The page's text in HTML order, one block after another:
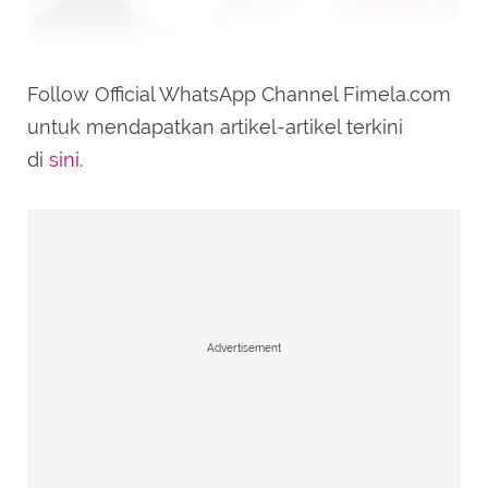
memutar tutupnya dan langsung
Follow Official WhatsApp Channel Fimela.com
untuk mendapatkan artikel-artikel terkini
di sini.
Advertisement